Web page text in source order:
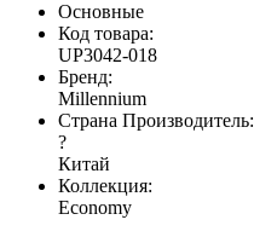
Основные
Код товара:
UP3042-018
Бренд:
Millennium
Страна Производитель:
?
Китай
Коллекция:
Economy